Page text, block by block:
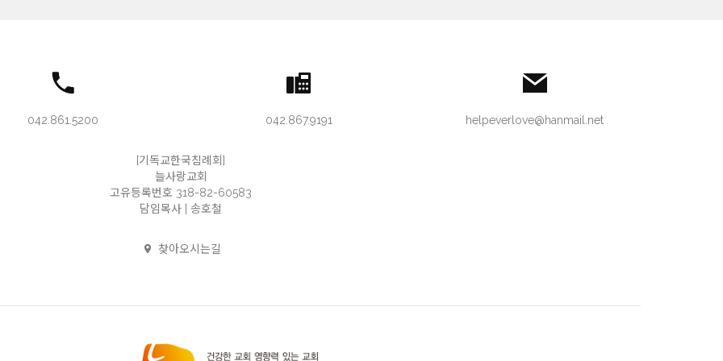
042.861.5200 042.867.9191 helpeverlove@hanmail.net
[기독교한국침례회]
늘사랑교회
고유등록번호 318-82-60583
담임목사 | 송호철
찾아오시는길